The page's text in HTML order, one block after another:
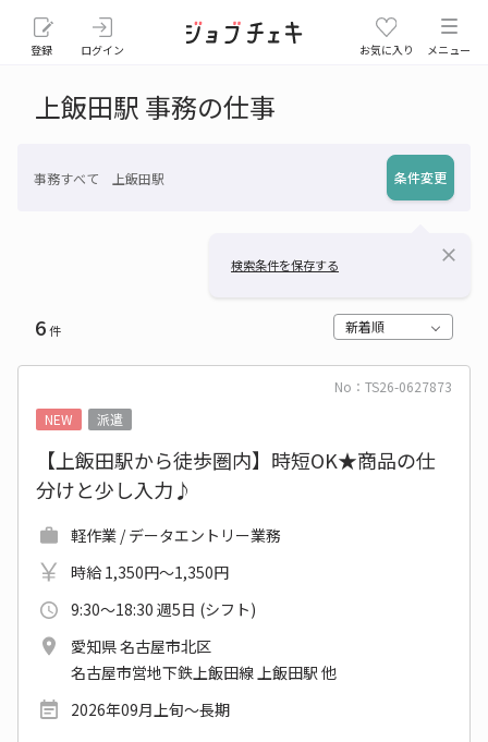
登録 ログイン お気に入り メニュー
上飯田駅 事務の仕事
事務すべて 上飯田駅 条件変更
検索条件を保存する close
6件 新着順
No：TS26-0627873
NEW
派遣
【上飯田駅から徒歩圏内】時短OK★商品の仕
分けと少し入力♪
軽作業 / データエントリー業務
時給 1,350円～1,350円
9:30～18:30 週5日 (シフト)
愛知県 名古屋市北区
名古屋市営地下鉄上飯田線 上飯田駅 他
2026年09月上旬～長期